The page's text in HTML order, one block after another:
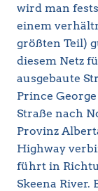
wird man
einem
größten Teil)
diesem Netz
ausgebaute
Prince
Straße nach
Provinz
Highway
führt in
Skeena River.